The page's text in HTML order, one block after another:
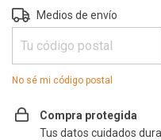
Entregas para el CP:
Medios de envío
No sé mi código postal
Compra protegida
Tus datos cuidados